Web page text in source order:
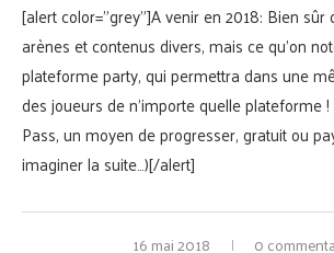
[alert color=”grey”]A venir en 2018: Bien sûr
arènes et contenus divers, mais ce qu’on
plateforme party, qui permettra dans une
des joueurs de n’importe quelle plateforme
Pass, un moyen de progresser, gratuit ou
imaginer la suite…)[/alert]
16 mai 2018 0